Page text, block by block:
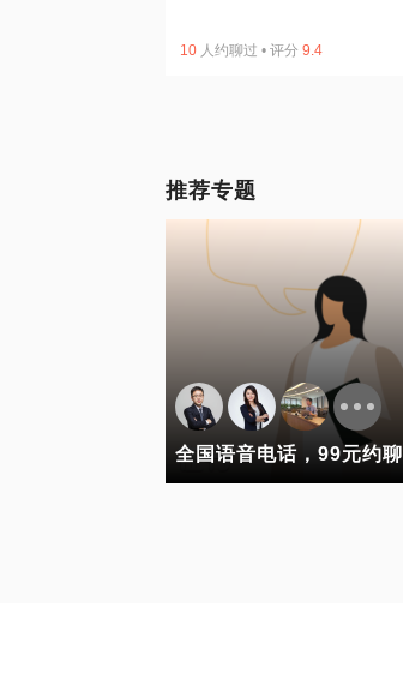
10 人约聊过 • 评分 9.4
推荐专题
全国语音电话，99元约聊